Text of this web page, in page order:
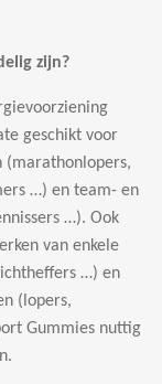
zijn?
geschikt voor
(marathonlopers,
…) en team- en
…). Ook
van enkele
…) en
(lopers,
Gummies nuttig